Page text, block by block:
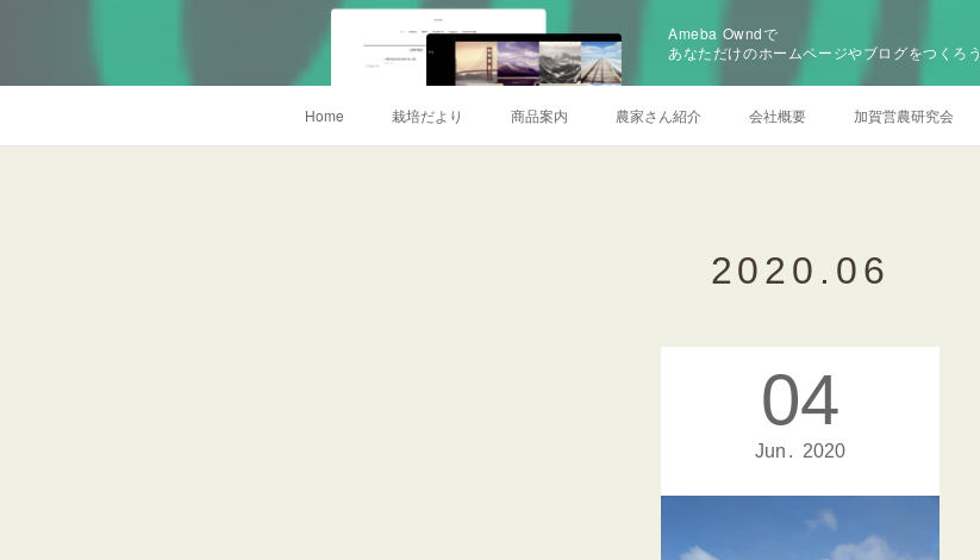
Ameba Owndで
あなただけのホームページやブログをつくろう
Home 栽培だより 商品案内 農家さん紹介 会社概要 加賀営農研究会
2020 . 06
04
Jun 2020